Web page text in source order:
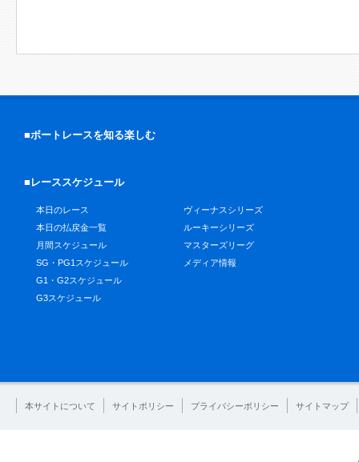
■ボートレースを知る楽しむ
■レーススケジュール
本日のレース
本日の払戻金一覧
月間スケジュール
SG・PG1スケジュール
G1・G2スケジュール
G3スケジュール
ヴィーナスシリーズ
ルーキーシリーズ
マスターズリーグ
メディア情報
本サイトについて サイトポリシー プライバシーポリシー サイトマップ